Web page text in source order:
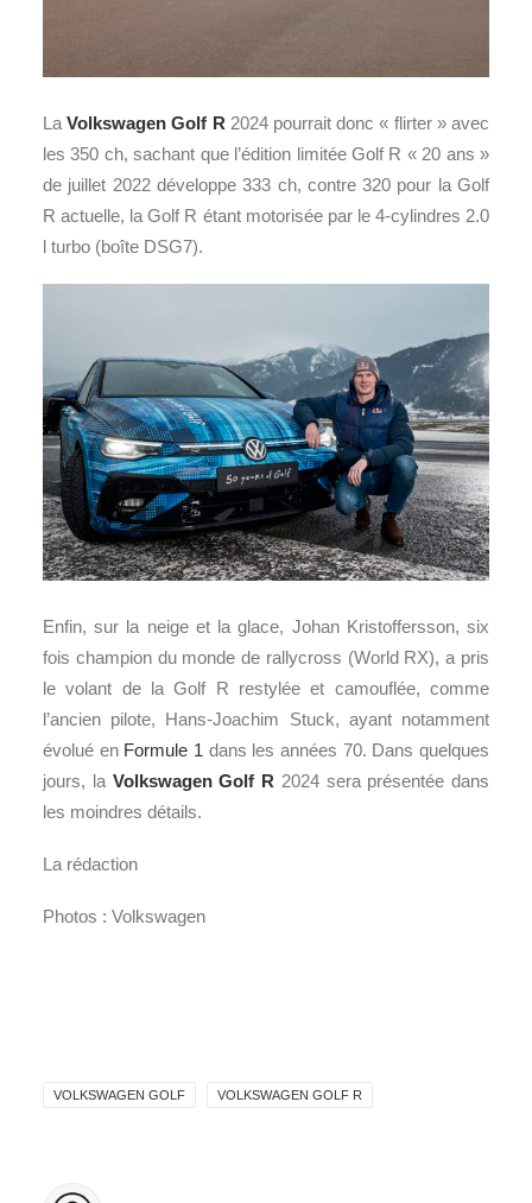
LaVolkswagen Golf R 2024 pourrait donc « flirter » avec
les 350 ch, sachant que l’édition limitée Golf R « 20 ans »
de juillet 2022 développe 333 ch, contre 320 pour la Golf
R actuelle, la Golf R étant motorisée par le 4-cylindres 2.0
l turbo (boîte DSG7).
Enfin, sur la neige et la glace, Johan Kristoffersson, six
fois champion du monde de rallycross (World RX), a pris
le volant de la Golf R restylée et camouflée, comme
l’ancien pilote, Hans-Joachim Stuck, ayant notamment
évolué en Formule 1 dans les années 70. Dans quelques
jours, la Volkswagen Golf R 2024 sera présentée dans
les moindres détails.
La rédaction
Photos : Volkswagen
VOLKSWAGEN GOLF VOLKSWAGEN GOLF R